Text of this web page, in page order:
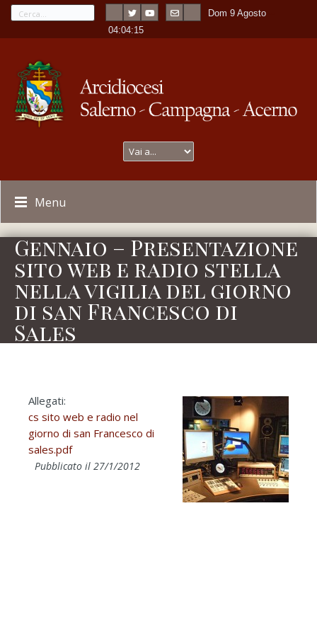
Dom 9 Agosto
-04:04:15
Menu
Gennaio – Presentazione
sito web e radio stella
nella vigilia del giorno
di san Francesco di
Sales
Allegati:
cs sito web e radio nel
giorno di san Francesco di
sales.pdf
Pubblicato il 27/1/2012